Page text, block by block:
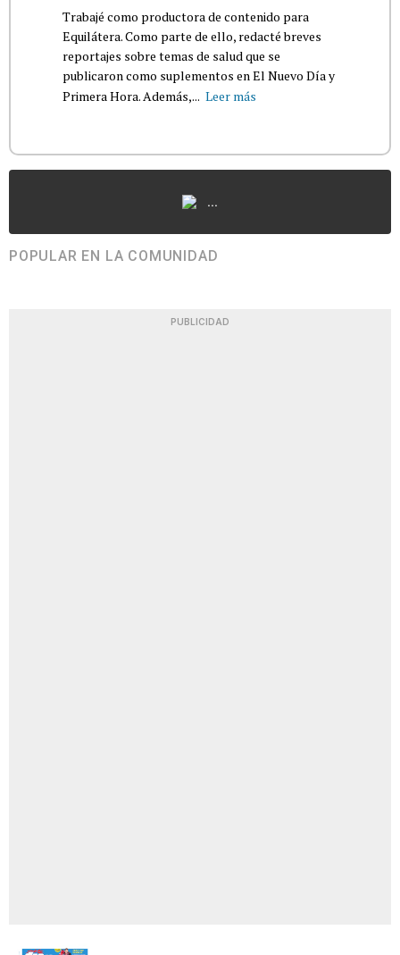
Trabajé como productora de contenido para
Equilátera. Como parte de ello, redacté breves
reportajes sobre temas de salud que se
publicaron como suplementos en El Nuevo Día y
Primera Hora. Además,... Leer más
...
POPULAR EN LA COMUNIDAD
PUBLICIDAD